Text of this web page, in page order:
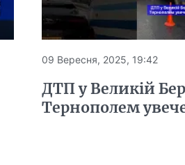
09 Вересня, 2025, 19:42
ДТП у Великій
Тернополем